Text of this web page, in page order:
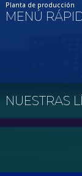
Planta de producción
MENÚ
NUESTRAS